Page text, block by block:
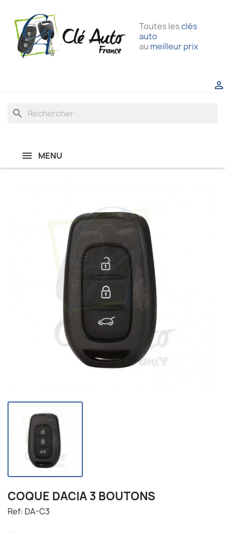
Toutes lesclés
auto
au meilleur prix

search
MENU
COQUE DACIA 3 BOUTONS
Ref: DA-C3